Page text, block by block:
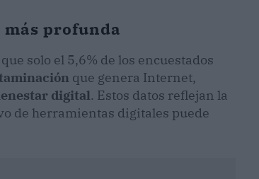
profunda
solo el 5,6% de los encuestados
que genera Internet,
digital. Estos datos reflejan la
de herramientas digitales puede